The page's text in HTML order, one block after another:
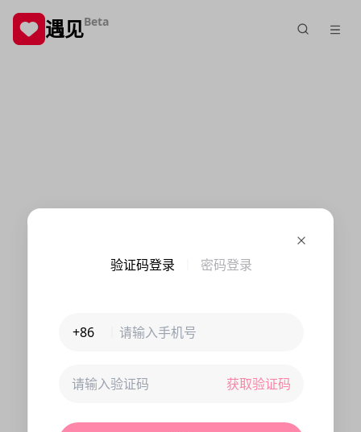
验证码登录 密码登录
+86
获取验证码
遇见Beta
未连接到服务器,刷新一下试试